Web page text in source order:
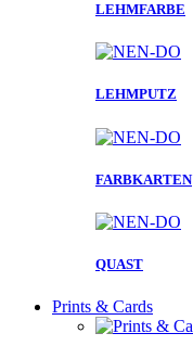
LEHMFARBE
LEHMPUTZ
FARBKARTEN
QUAST
Prints & Cards